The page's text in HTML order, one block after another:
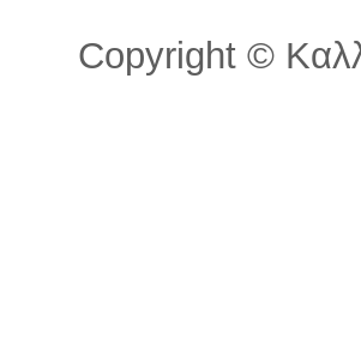
Copyright ©